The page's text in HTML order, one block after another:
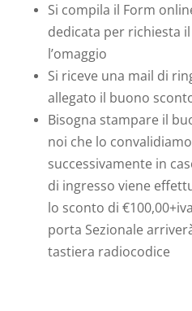
Si compila il Form
dedicata per richiesta
l’omaggio
Si riceve una mail di
allegato il buono
Bisogna stampare il
noi che lo
successivamente in
di ingresso viene
lo sconto di
porta Sezionale
tastiera radiocodice